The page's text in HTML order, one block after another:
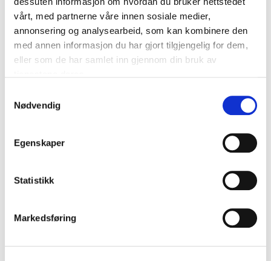
vårt, med partnerne våre innen sosiale medier,
annonsering og analysearbeid, som kan kombinere den
med annen informasjon du har gjort tilgjengelig for dem,
eller som de har samlet inn gjennom din bruk av
Nødvendig
Egenskaper
Statistikk
Markedsføring
kr 119